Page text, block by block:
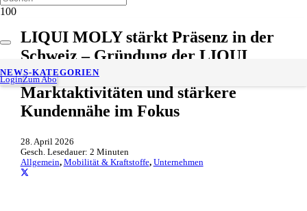
LoginZum Abo
NEWS-KATEGORIEN
LIQUI MOLY stärkt Präsenz in der
Schweiz – Gründung der LIQUI
MOLY Schweiz AG Ausbau der
Marktaktivitäten und stärkere
Kundennähe im Fokus
28. April 2026
Gesch. Lesedauer: 2 Minuten
Allgemein, Mobilität & Kraftstoffe, Unternehmen